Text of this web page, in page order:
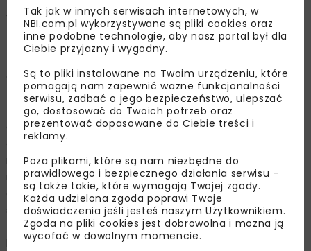
w województwie śląskim.
Kolejne tunele w budowie
Obecnie w realizacji w systemie projektuj i buduj są
tunele o łącznej długości 10,5 km. Są to:
– tunel drogowy pod Ursynowem w ciągu budowanej
drogi S2 – południowa obwodnica Warszawy na odcinku
od węzła Puławska do węzła Przyczółkowa, długość 2335
m, przekrój poprzeczny – dwie nawy, w każdej trzy pasy
ruchu oraz pas awaryjny, metoda drążenia –
odkrywkowa, planowana data oddania do ruchu –
sierpień 2020 r.;
– tunel drogowy pod masywem Luboń Mały w ciągu
budowanej drogi ekspresowej S7 Kraków – Rabka-Zdrój
Tak jak w innych serwisach internetowych, w
NBI.com.pl wykorzystywane są pliki cookies oraz
inne podobne technologie, aby nasz portal był dla
Ciebie przyjazny i wygodny.
Są to pliki instalowane na Twoim urządzeniu, które
pomagają nam zapewnić ważne funkcjonalności
serwisu, zadbać o jego bezpieczeństwo, ulepszać
go, dostosować do Twoich potrzeb oraz
prezentować dopasowane do Ciebie treści i
reklamy.
Poza plikami, które są nam niezbędne do
prawidłowego i bezpiecznego działania serwisu –
są także takie, które wymagają Twojej zgody.
Każda udzielona zgoda poprawi Twoje
doświadczenia jeśli jesteś naszym Użytkownikiem.
Zgoda na pliki cookies jest dobrowolna i można ją
wycofać w dowolnym momencie.